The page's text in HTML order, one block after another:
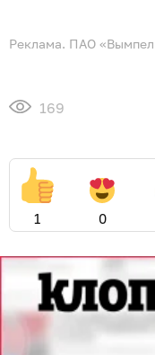
Реклама. ПАО
169
1 0